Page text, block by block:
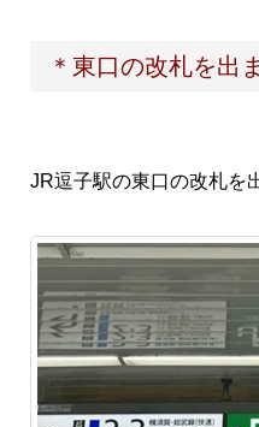
＊東口の改札を出
JR逗子駅の東口の改札を